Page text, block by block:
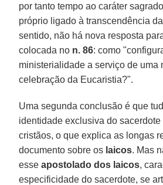
por tanto tempo ao caráter
próprio ligado à transcendência da
sentido, não há nova resposta
colocada no n. 86: como
ministerialidade a serviço de uma
celebração da Eucaristia?".
Uma segunda conclusão é que
identidade exclusiva do
cristãos, o que explica as longas
documento sobre os laicos. Mas
esseapostolado dos laicos,
especificidade do sacerdote, se